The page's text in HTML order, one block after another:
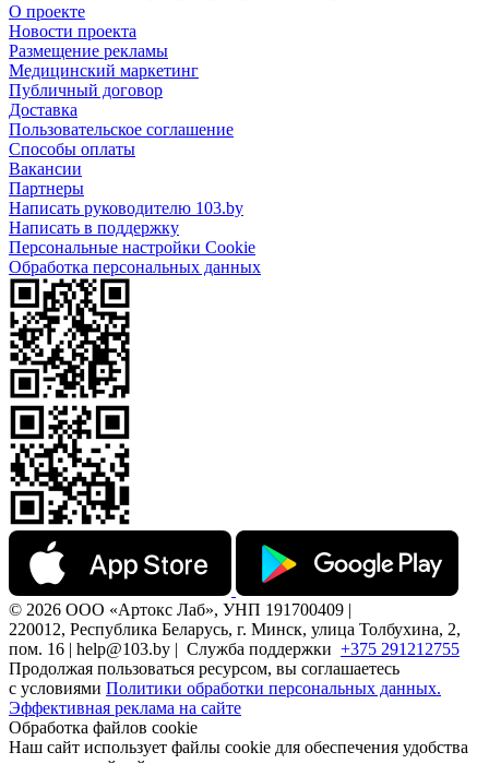
О проекте
Новости проекта
Размещение рекламы
Медицинский маркетинг
Публичный договор
Доставка
Пользовательское соглашение
Способы оплаты
Вакансии
Партнеры
Написать руководителю 103.by
Написать в поддержку
Персональные настройки Cookie
Обработка персональных данных
© 2026 ООО «Артокс Лаб», УНП 191700409 |
220012, Республика Беларусь, г. Минск, улица Толбухина, 2,
пом. 16 | help@103.by | Служба поддержки +375 291212755
Продолжая пользоваться ресурсом, вы соглашаетесь
с условиями Политики обработки персональных данных.
Эффективная реклама на сайте
Обработка файлов cookie
Наш сайт использует файлы cookie для обеспечения удобства